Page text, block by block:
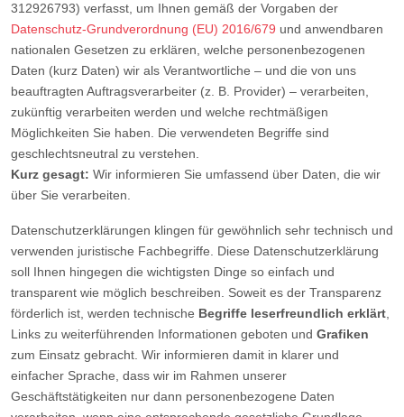
312926793) verfasst, um Ihnen gemäß der Vorgaben der
Datenschutz-Grundverordnung (EU) 2016/679 und anwendbaren
nationalen Gesetzen zu erklären, welche personenbezogenen
Daten (kurz Daten) wir als Verantwortliche – und die von uns
beauftragten Auftragsverarbeiter (z. B. Provider) – verarbeiten,
zukünftig verarbeiten werden und welche rechtmäßigen
Möglichkeiten Sie haben. Die verwendeten Begriffe sind
geschlechtsneutral zu verstehen.
Kurz gesagt: Wir informieren Sie umfassend über Daten, die wir
über Sie verarbeiten.
Datenschutzerklärungen klingen für gewöhnlich sehr technisch und
verwenden juristische Fachbegriffe. Diese Datenschutzerklärung
soll Ihnen hingegen die wichtigsten Dinge so einfach und
transparent wie möglich beschreiben. Soweit es der Transparenz
förderlich ist, werden technische Begriffe leserfreundlich erklärt,
Links zu weiterführenden Informationen geboten und Grafiken
zum Einsatz gebracht. Wir informieren damit in klarer und
einfacher Sprache, dass wir im Rahmen unserer
Geschäftstätigkeiten nur dann personenbezogene Daten